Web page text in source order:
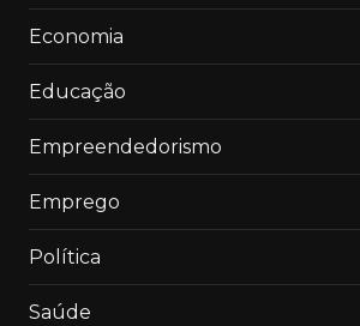
Economia
Educação
Empreendedorismo
Emprego
Política
Saúde